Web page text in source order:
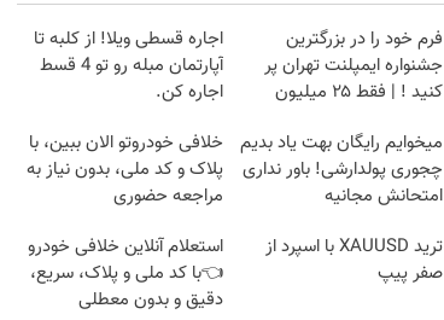
فرم خود را در بزرگترین
جشنواره ایمپلنت تهران پر
کنید ! | فقط ۲۵ میلیون
اجاره‌ قسطی ویلا! از کلبه تا
آپارتمان مبله رو تو 4 قسط
اجاره کن.
میخوایم رایگان بهت یاد بدیم
چجوری پولدارشی! باور نداری
امتحانش مجانیه
خلافی خودروتو الان ببین، با
پلاک و کد ملی، بدون نیاز به
مراجعه حضوری
ترید XAUUSD با اسپرد از
صفر پیپ
استعلام آنلاین خلافی خودرو
👈با کد ملی و پلاک، سریع،
دقیق و بدون معطلی